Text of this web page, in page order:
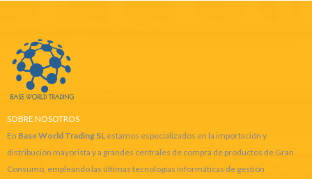
SOBRE NOSOTROS
En Base World Trading SL estamos especializados en la importación y
distribución mayorista y a grandes centrales de compra de productos de Gran
Consumo, empleando las últimas tecnologías informáticas de gestión